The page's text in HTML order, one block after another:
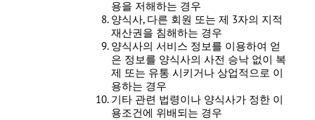
용을 저해하는 경우
양식사, 다른 회원 또는 제 3자의 지적
재산권을 침해하는 경우
양식사의 서비스 정보를 이용하여 얻
은 정보를 양식사의 사전 승낙 없이 복
제 또는 유통 시키거나 상업적으로 이
용하는 경우
기타 관련 법령이나 양식사가 정한 이
용조건에 위배되는 경우